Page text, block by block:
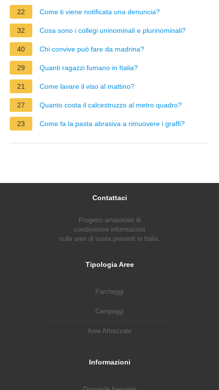
22 Come ti viene notificata una denuncia?
32 Cosa sono i collegi uninominali e plurinominali?
40 Chi convive può fare da madrina?
29 Quanti ragazzi fumano in Italia?
21 Come lavare il viso al mattino?
27 Quanto costa il calcestruzzo al metro quadro?
23 Come fa la pasta abrasiva a rimuovere i graffi?
Contattaci
Progetto amatoriale di
condivisione informazioni
sulle aree di sosta presenti in Italia.
Tipologia Aree
Parcheggi
Campeggi
Aree Attrezzate
Informazioni